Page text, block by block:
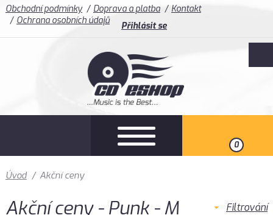
Obchodní podmínky Doprava a platba
Kontakt
Ochrana osobních údajů
Přihlásit se
0
Úvod / Akční ceny
Akční ceny - Punk - M Filtrování